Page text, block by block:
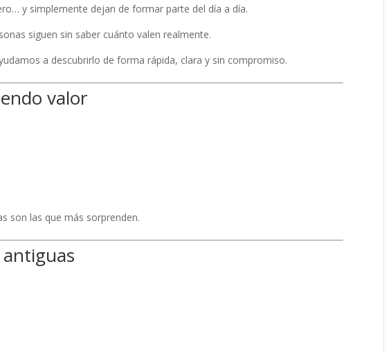
y simplemente dejan de formar parte del día a día.
siguen sin saber cuánto valen realmente.
a descubrirlo de forma rápida, clara y sin compromiso.
valor
son las que más sorprenden.